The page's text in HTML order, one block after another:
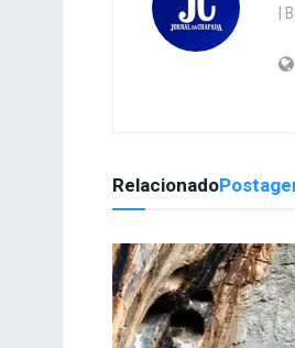
|
Relacionado